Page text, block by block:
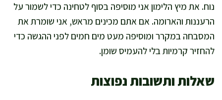
נוח. את מיץ הלימון אני מוסיפה בסוף לטחינה כדי לשמור על
הרעננות והארומה. אם אתם מכינים מראש, אני שומרת את
המסבחה במקרר ומוסיפה מעט מים חמים לפני ההגשה כדי
להחזיר קרמיות בלי להעמיס שומן.
שאלות ותשובות נפוצות